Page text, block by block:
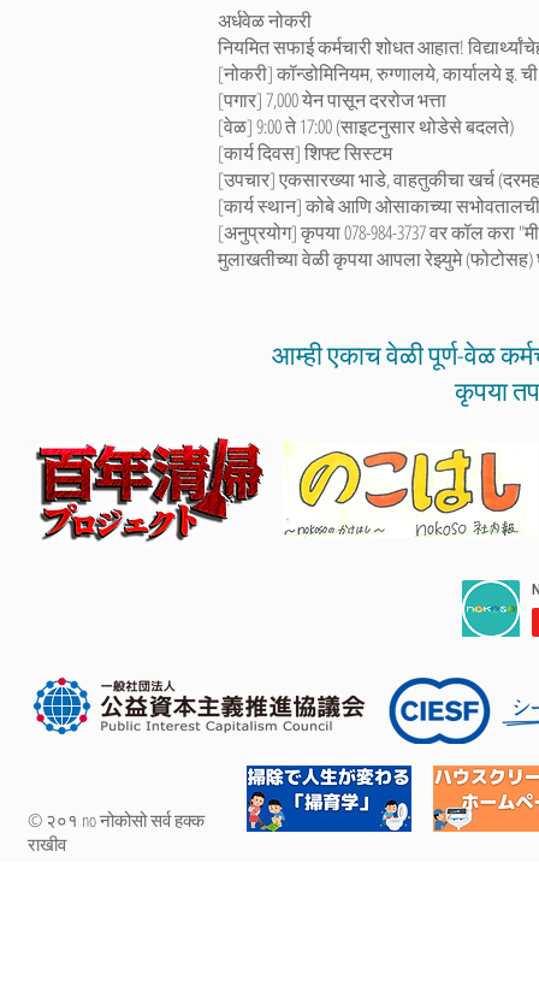
अर्धवेळ नोकरी
नियमित सफाई कर्मचारी शोधत आहात!
[नोकरी] कॉन्डोमिनियम, रुग्णालये, कार्यालये इ.
[पगार] 7,000 येन पासून दररोज भत्ता
[वेळ] 9:00 ते 17:00 (साइटनुसार थोडेसे बदलते)
[कार्य दिवस] शिफ्ट सिस्टम
[उपचार] एकसारख्या भाडे, वाहतुकीचा खर्च
[कार्य स्थान] कोबे आणि ओसाकाच्या
[अनुप्रयोग] कृपया 078-984-3737 वर कॉल करा
मुलाखतीच्या वेळी कृपया आपला रेझ्युमे
आम्ही एकाच वेळी पूर्ण-वेळ
कृपया
© २०१ no नोकोसो सर्व हक्क
राखीव